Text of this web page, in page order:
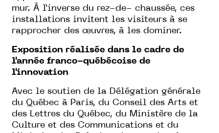
mur. À l’inverse du rez-de- chaussée, ces
installations invitent les visiteurs à se
rapprocher des œuvres, à les dominer.
Exposition réalisée dans le cadre de
l'année franco-québécoise de
l'innovation
Avec le soutien de la Délégation générale
du Québec à Paris, du Conseil des Arts et
des Lettres du Québec, du Ministère de la
Culture et des Communications et du